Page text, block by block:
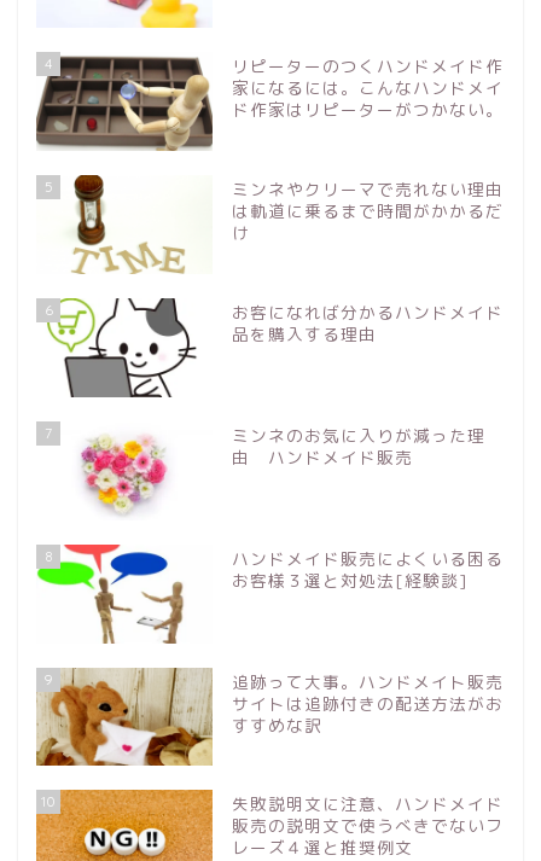
4
リピーターのつくハンドメイド作
家になるには。こんなハンドメイ
ド作家はリピーターがつかない。
5
ミンネやクリーマで売れない理由
は軌道に乗るまで時間がかかるだ
け
6
お客になれば分かるハンドメイド
品を購入する理由
7
ミンネのお気に入りが減った理
由 ハンドメイド販売
8
ハンドメイド販売によくいる困る
お客様３選と対処法[経験談]
9
追跡って大事。ハンドメイト販売
サイトは追跡付きの配送方法がお
すすめな訳
10
失敗説明文に注意、ハンドメイド
販売の説明文で使うべきでないフ
レーズ４選と推奨例文